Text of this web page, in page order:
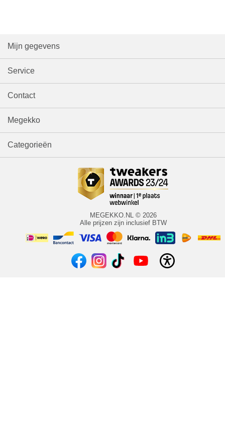
Mijn gegevens
Service
Contact
Megekko
Categorieën
MEGEKKO.NL © 2026
Alle prijzen zijn inclusief BTW